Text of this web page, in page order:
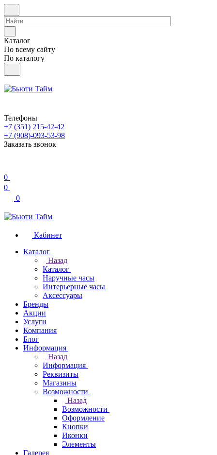
Каталог
По всему сайту
По каталогу
Телефоны
+7 (351) 215-42-42
+7 (908)-093-53-98
Заказать звонок
0
0
0
Кабинет
Каталог
Назад
Каталог
Наручные часы
Интерьерные часы
Аксессуары
Бренды
Акции
Услуги
Компания
Блог
Информация
Назад
Информация
Реквизиты
Магазины
Возможности
Назад
Возможности
Оформление
Кнопки
Иконки
Элементы
Галерея